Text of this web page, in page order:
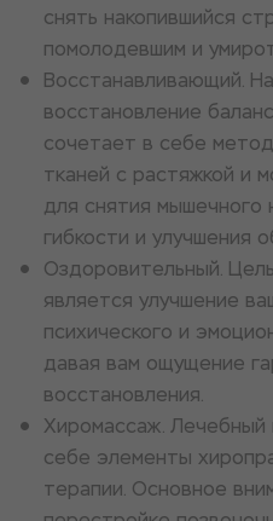
снять накопившийся
помолодевшим и
Восстанавливающий.
восстановление
сочетает в себе
тканей с растяжкой и
для снятия мышечного
гибкости и улучшения
Оздоровительный.
является улучшение
психического и
давая вам ощущение
восстановления.
Хиромассаж.
себе элементы
терапии. Основное